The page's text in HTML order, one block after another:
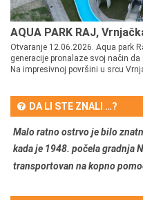
AQUA PARK RAJ,
Otvaranje 12.06.2026. Aqua park
generacije pronalaze svoj način
Na impresivnoj površini u srcu
DA LI STE ZNALI …?
Malo ratno ostrvo je bilo
kada je 1948. počela gradnja
transportovan na kopno